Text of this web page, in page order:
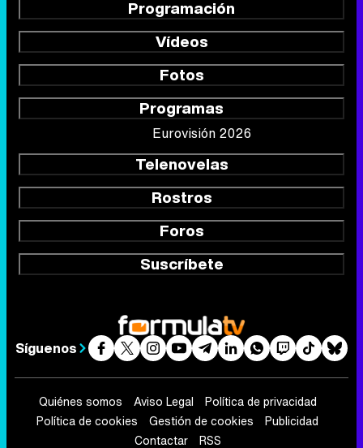
Programación
Vídeos
Fotos
Programas
Eurovisión 2026
Telenovelas
Rostros
Foros
Suscríbete
Síguenos
Quiénes somos Aviso Legal
Política de privacidad
Política de cookies
Gestión de cookies
Publicidad
Contactar
RSS